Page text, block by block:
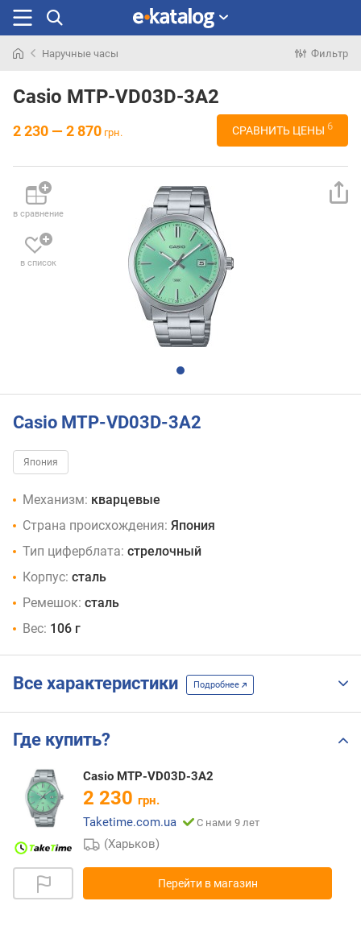
раньше
Наручные часы Фильтр
Casio MTP-VD03D-3A2
2 230 — 2 870 грн. СРАВНИТЬ ЦЕНЫ 6
в сравнение
в список
Casio MTP-VD03D-3A2
Япония
Механизм: кварцевые
Страна происхождения: Япония
Тип циферблата: стрелочный
Корпус: сталь
Ремешок: сталь
Вес: 106 г
Все характеристики Подробнее
Где купить?
Casio MTP-VD03D-3A2
2 230 грн.
Taketime.com.ua
С нами 9 лет
(Харьков)
Перейти в магазин